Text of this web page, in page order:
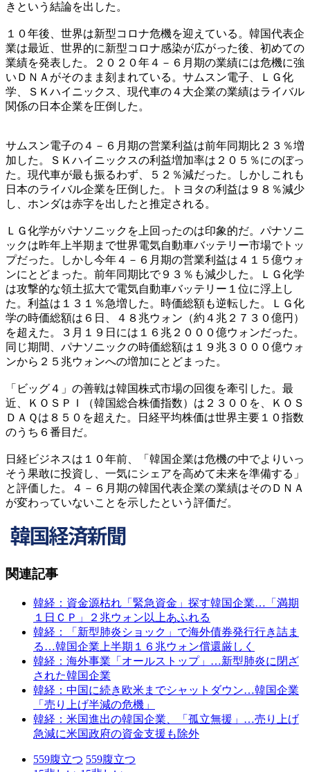
きという結論を出した。
１０年後、世界は新型コロナ危機を迎えている。韓国代表企
業は最近、世界的に新型コロナ感染が広がった後、初めての
業績を発表した。２０２０年４－６月期の業績には危機に強
いＤＮＡがそのまま刻まれている。サムスン電子、ＬＧ化
学、ＳＫハイニックス、現代車の４大企業の業績はライバル
関係の日本企業を圧倒した。
サムスン電子の４－６月期の営業利益は前年同期比２３％増
加した。ＳＫハイニックスの利益増加率は２０５％にのぼっ
た。現代車が最も振るわず、５２％減だった。しかしこれも
日本のライバル企業を圧倒した。トヨタの利益は９８％減少
し、ホンダは赤字を出したと推定される。
ＬＧ化学がパナソニックを上回ったのは印象的だ。パナソニ
ックは昨年上半期まで世界電気自動車バッテリー市場でトッ
プだった。しかし今年４－６月期の営業利益は４１５億ウォ
ンにとどまった。前年同期比で９３％も減少した。ＬＧ化学
は攻撃的な領土拡大で電気自動車バッテリー１位に浮上し
た。利益は１３１％急増した。時価総額も逆転した。ＬＧ化
学の時価総額は６日、４８兆ウォン（約４兆２７３０億円）
を超えた。３月１９日には１６兆２０００億ウォンだった。
同じ期間、パナソニックの時価総額は１９兆３０００億ウォ
ンから２５兆ウォンへの増加にとどまった。
「ビッグ４」の善戦は韓国株式市場の回復を牽引した。最
近、ＫＯＳＰＩ（韓国総合株価指数）は２３００を、ＫＯＳ
ＤＡＱは８５０を超えた。日経平均株価は世界主要１０指数
のうち６番目だ。
日経ビジネスは１０年前、「韓国企業は危機の中でよりいっ
そう果敢に投資し、一気にシェアを高めて未来を準備する」
と評価した。４－６月期の韓国代表企業の業績はそのＤＮＡ
が変わっていないことを示したという評価だ。
関連記事
韓経：資金源枯れ「緊急資金」探す韓国企業…「満期
１日ＣＰ」２兆ウォン以上あふれる
韓経：「新型肺炎ショック」で海外債券発行行き詰ま
る…韓国企業上半期１６兆ウォン償還厳しく
韓経：海外事業「オールストップ」…新型肺炎に閉ざ
された韓国企業
韓経：中国に続き欧米までシャットダウン…韓国企業
「売り上げ半減の危機」
韓経：米国進出の韓国企業、「孤立無援」…売り上げ
急減に米国政府の資金支援も除外
559腹立つ 559腹立つ